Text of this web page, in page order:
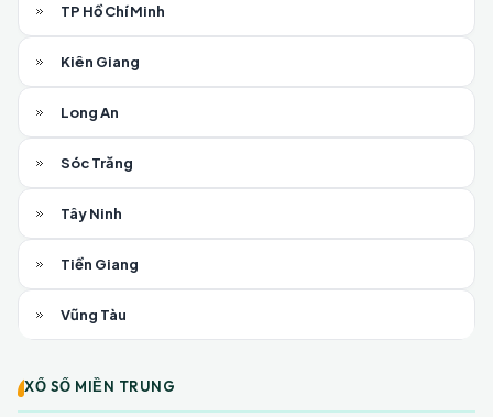
TP Hồ Chí Minh
Kiên Giang
Long An
Sóc Trăng
Tây Ninh
Tiền Giang
Vũng Tàu
XỔ SỐ MIỀN TRUNG